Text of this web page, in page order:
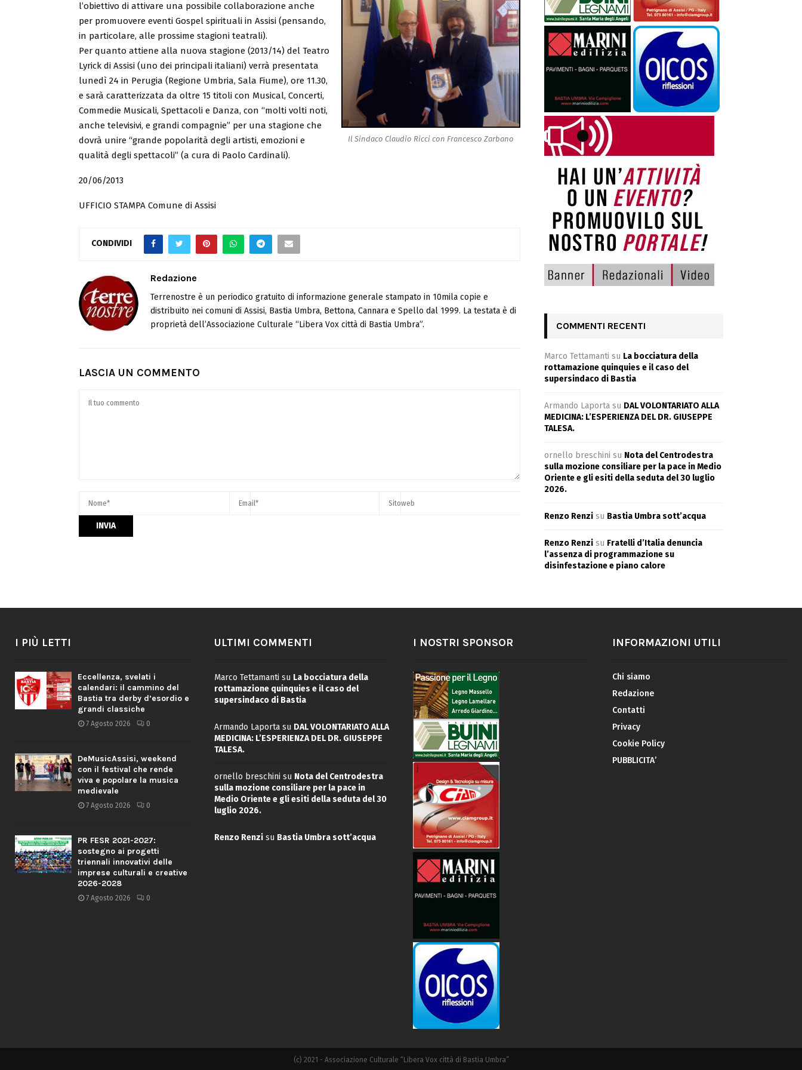
Il Sindaco Claudio Ricci con Francesco Zarbano
l’obiettivo di attivare una possibile collaborazione anche
per promuovere eventi Gospel spirituali in Assisi (pensando,
in particolare, alle prossime stagioni teatrali).
Per quanto attiene alla nuova stagione (2013/14) del Teatro
Lyrick di Assisi (uno dei principali italiani) verrà presentata
lunedì 24 in Perugia (Regione Umbria, Sala Fiume), ore 11.30,
e sarà caratterizzata da oltre 15 titoli con Musical, Concerti,
Commedie Musicali, Spettacoli e Danza, con “molti volti noti,
anche televisivi, e grandi compagnie” per una stagione che
dovrà unire “grande popolarità degli artisti, emozioni e
qualità degli spettacoli” (a cura di Paolo Cardinali).
20/06/2013
UFFICIO STAMPA Comune di Assisi
CONDIVIDI
Redazione
Terrenostre è un periodico gratuito di informazione generale stampato in 10mila copie e
distribuito nei comuni di Assisi, Bastia Umbra, Bettona, Cannara e Spello dal 1999. La testata è di
proprietà dell’Associazione Culturale “Libera Vox città di Bastia Umbra”.
LASCIA UN COMMENTO
COMMENTI RECENTI
Marco Tettamanti su La bocciatura della
rottamazione quinquies e il caso del
supersindaco di Bastia
Armando Laporta su DAL VOLONTARIATO ALLA
MEDICINA: L’ESPERIENZA DEL DR. GIUSEPPE
TALESA.
ornello breschini su Nota del Centrodestra
sulla mozione consiliare per la pace in Medio
Oriente e gli esiti della seduta del 30 luglio
2026.
Renzo Renzi su Bastia Umbra sott’acqua
Renzo Renzi su Fratelli d’Italia denuncia
l’assenza di programmazione su
disinfestazione e piano calore
I PIÙ LETTI
Eccellenza, svelati i
calendari: il cammino del
Bastia tra derby d’esordio e
grandi classiche
7 Agosto 2026 0
DeMusicAssisi, weekend
con il festival che rende
viva e popolare la musica
medievale
7 Agosto 2026 0
PR FESR 2021-2027:
sostegno ai progetti
triennali innovativi delle
imprese culturali e creative
2026-2028
7 Agosto 2026 0
ULTIMI COMMENTI
Marco Tettamanti su La bocciatura della
rottamazione quinquies e il caso del
supersindaco di Bastia
Armando Laportasu DAL VOLONTARIATO ALLA
MEDICINA: L’ESPERIENZA DEL DR. GIUSEPPE
TALESA.
ornello breschini su Nota del Centrodestra
sulla mozione consiliare per la pace in
Medio Oriente e gli esiti della seduta del 30
luglio 2026.
Renzo Renzisu Bastia Umbra sott’acqua
I NOSTRI SPONSOR INFORMAZIONI UTILI
Chi siamo
Redazione
Contatti
Privacy
Cookie Policy
PUBBLICITA’
(c) 2021 - Associazione Culturale “Libera Vox città di Bastia Umbra”